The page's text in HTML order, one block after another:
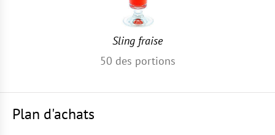
Sling fraise
50 des portions
Plan d'achats